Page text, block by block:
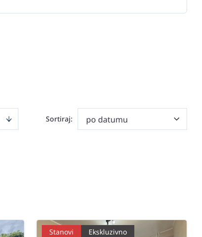
Sortiraj: po datumu
Stanovi Ekskluzivno